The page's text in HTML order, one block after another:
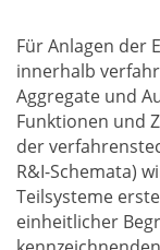
Für Anlagen der
innerhalb
Aggregate und
Funktionen und
der
R&I-Schemata)
Teilsysteme
einheitlicher